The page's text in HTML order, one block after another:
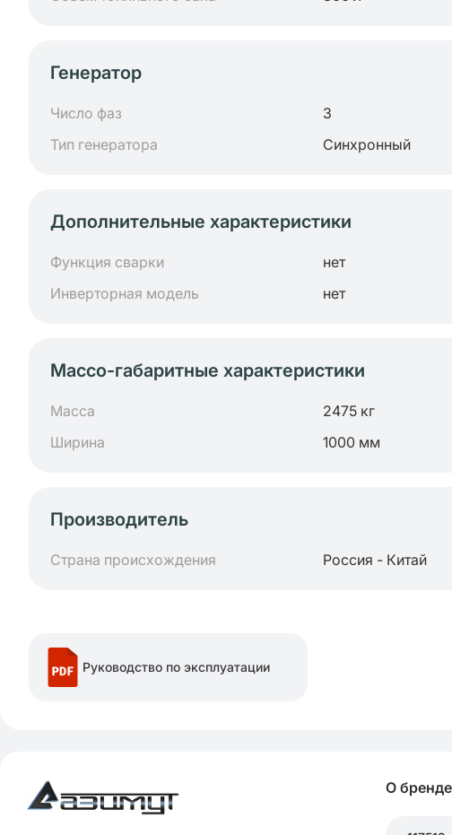
Генератор
Число фаз 3
Тип генератора
Синхронный
Дополнительные характеристики
Функция сварки нет
Инверторная модель
нет
Массо-габаритные характеристики
Масса 2475 кг
Ширина
1000 мм
Производитель
Страна происхождения Россия - Китай
Руководство по эксплуатации
О бренде